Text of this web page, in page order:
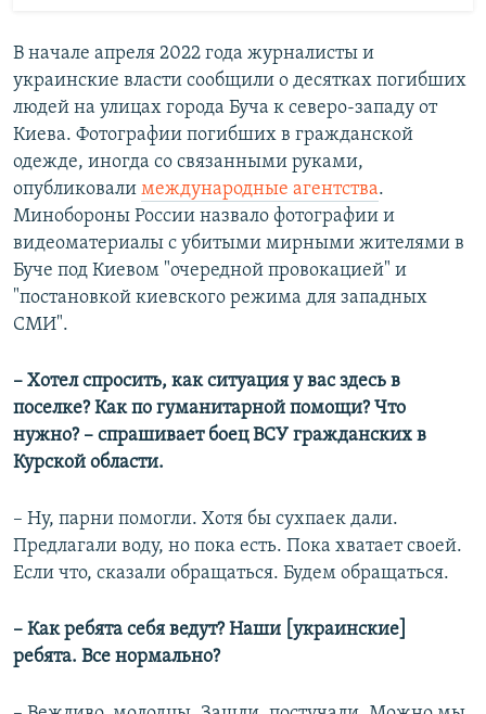
В начале апреля 2022 года журналисты и
украинские власти сообщили о десятках погибших
людей на улицах города Буча к северо-западу от
Киева. Фотографии погибших в гражданской
одежде, иногда со связанными руками,
опубликовали международные агентства.
Минобороны России назвало фотографии и
видеоматериалы с убитыми мирными жителями в
Буче под Киевом "очередной провокацией" и
"постановкой киевского режима для западных
СМИ".
– Хотел спросить, как ситуация у вас здесь в
поселке? Как по гуманитарной помощи? Что
нужно? – спрашивает боец ВСУ гражданских в
Курской области.
– Ну, парни помогли. Хотя бы сухпаек дали.
Предлагали воду, но пока есть. Пока хватает своей.
Если что, сказали обращаться. Будем обращаться.
– Как ребята себя ведут? Наши [украинские]
ребята. Все нормально?